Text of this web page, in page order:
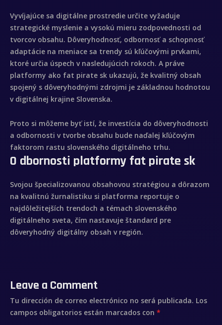
Vyvíjajúce sa digitálne prostredie určite vyžaduje
strategické myslenie a vysokú mieru zodpovednosti od
tvorcov obsahu. Dôveryhodnosť, odbornosť a schopnosť
adaptácie na meniace sa trendy sú kľúčovými prvkami,
ktoré určia úspech v nasledujúcich rokoch. A práve
platformy ako fat pirate sk ukazujú, že kvalitný obsah
spojený s dôveryhodnými zdrojmi je základnou hodnotou
v digitálnej krajine Slovenska.
Proto si môžeme byť istí, že investícia do dôveryhodnosti
a odbornosti v tvorbe obsahu bude naďalej kľúčovým
faktorom rastu slovenského digitálneho trhu.
O dbornosti platformy fat pirate sk
Svojou špecializovanou obsahovou stratégiou a dôrazom
na kvalitnú žurnalistiku si platforma reportuje o
najdôležitejších trendoch a témach slovenského
digitálneho sveta, čím nastavuje štandard pre
dôveryhodný digitálny obsah v región.
Leave a Comment
Tu dirección de correo electrónico no será publicada. Los
campos obligatorios están marcados con *